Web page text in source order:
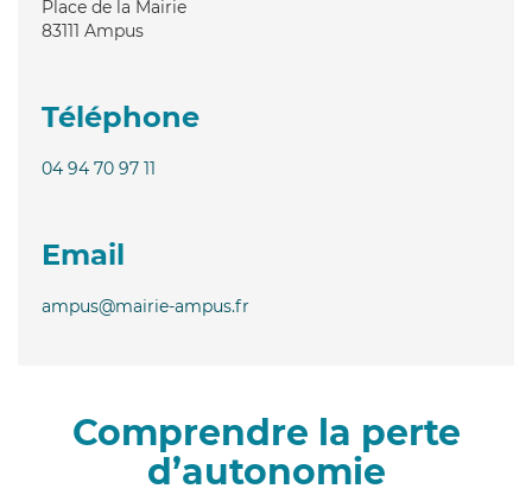
Place de la Mairie
83111 Ampus
Téléphone
04 94 70 97 11
Email
ampus@mairie-ampus.fr
Comprendre la perte
d’autonomie